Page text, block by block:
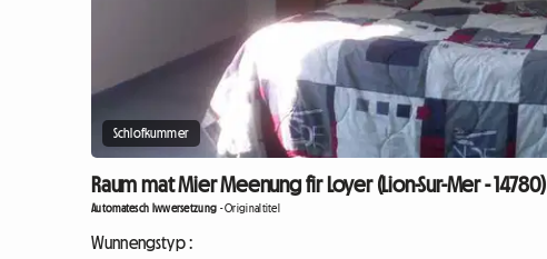
Schlofkummer
Raum mat Mier Meenung fir Loyer (Lion-Sur-Mer - 14780)
Automatesch Iwwersetzung -Originaltitel
Wunnengstyp :